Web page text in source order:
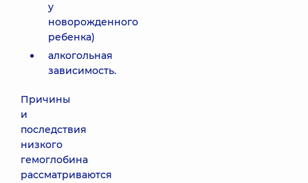
у
новорожденного
ребенка)
алкогольная
зависимость.
Причины
и
последствия
низкого
гемоглобина
рассматриваются